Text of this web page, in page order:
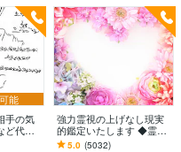
能
手の気
代弁
を知り
強力霊視の上げなし現実
的鑑定いたします ◆霊感×
タロット×ダウ×チャネリ
5.0 (5032)